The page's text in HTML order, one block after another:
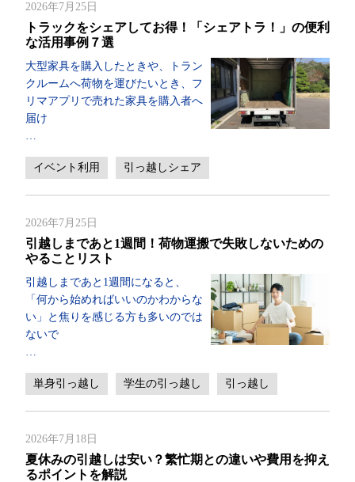
2026年7月25日
トラックをシェアしてお得！「シェアトラ！」の便利
な活用事例７選
大型家具を購入したときや、トラン
クルームへ荷物を運びたいとき、フ
リマアプリで売れた家具を購入者へ
届け
イベント利用 引っ越しシェア
2026年7月25日
引越しまであと1週間！荷物運搬で失敗しないための
やることリスト
引越しまであと1週間になると、
「何から始めればいいのかわからな
い」と焦りを感じる方も多いのでは
ないで
単身引っ越し 学生の引っ越し 引っ越し
2026年7月18日
夏休みの引越しは安い？繁忙期との違いや費用を抑え
るポイントを解説